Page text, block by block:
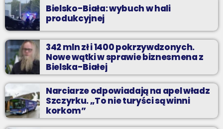
Bielsko-Biała: wybuch w hali
produkcyjnej
342 mln zł i 1400 pokrzywdzonych.
Nowe wątki w sprawie biznesmena z
Bielska-Białej
Narciarze odpowiadają na apel władz
Szczyrku. „To nie turyści są winni
korkom”